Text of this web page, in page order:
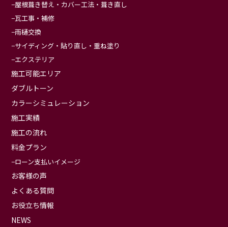
屋根葺き替え・カバー工法・葺き直し
瓦工事・補修
雨樋交換
サイディング・貼り直し・重ね塗り
エクステリア
施工可能エリア
ダブルトーン
カラーシミュレーション
施工実績
施工の流れ
料金プラン
ローン支払いイメージ
お客様の声
よくある質問
お役立ち情報
NEWS